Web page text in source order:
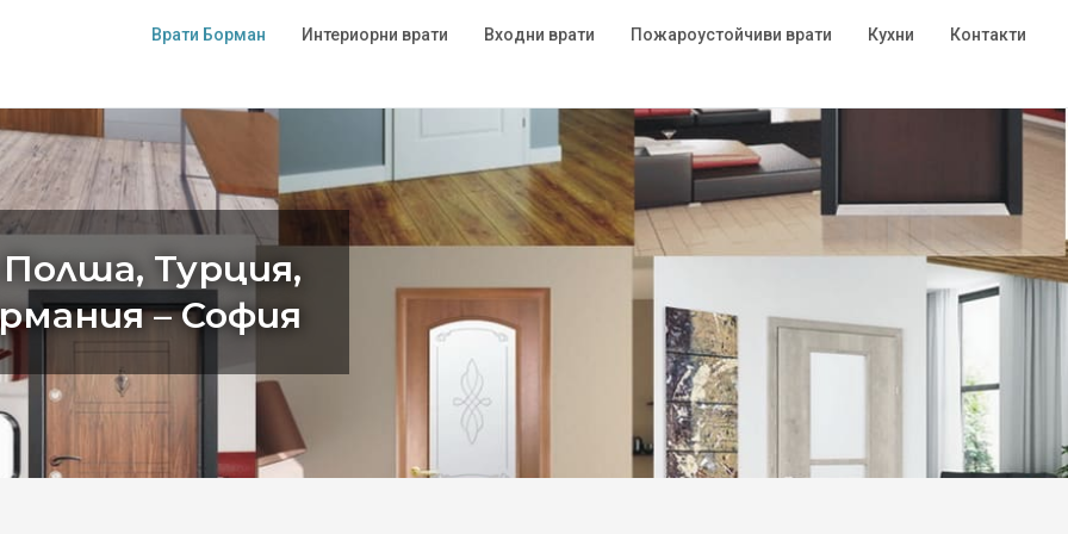
Врати Борман Интериорни врати Входни врати Пожароустойчиви врати Кухни Контакти
Турция,
– София